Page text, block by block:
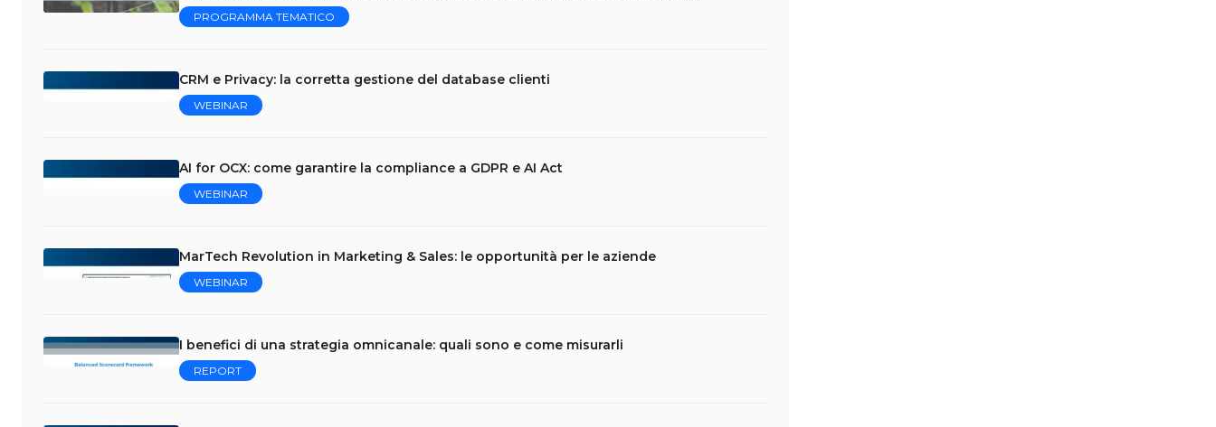
PROGRAMMA TEMATICO
CRM e Privacy: la corretta gestione del database clienti
WEBINAR
AI for OCX: come garantire la compliance a GDPR e AI Act
WEBINAR
MarTech Revolution in Marketing & Sales: le opportunità per le aziende
WEBINAR
I benefici di una strategia omnicanale: quali sono e come misurarli
REPORT